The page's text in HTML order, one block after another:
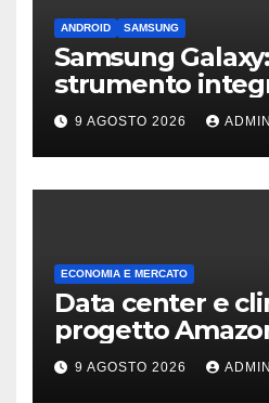
ANDROID SAMSUNG
Samsung
strumento
liberare spazio
smartphone
9 AGOSTO 2026 ADMIN
ECONOMIA E MERCATO
Data center e
progetto
dibattito sulle
9 AGOSTO 2026 ADMIN